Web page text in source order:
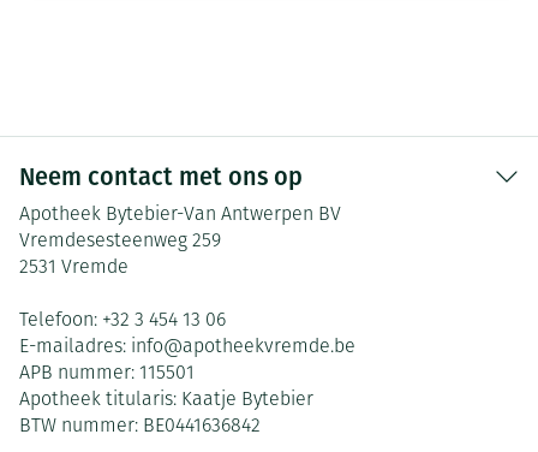
Neem contact met ons op
Apotheek Bytebier-Van Antwerpen BV
Vremdesesteenweg 259
2531 Vremde
Telefoon: +32 3 454 13 06
E-mailadres: info@apotheekvremde.be
APB nummer: 115501
Apotheek titularis: Kaatje Bytebier
BTW nummer: BE0441636842